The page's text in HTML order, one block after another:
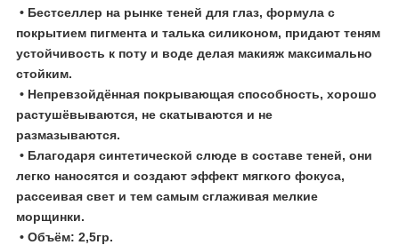
• Бестселлер на рынке теней для глаз, формула с
покрытием пигмента и талька силиконом, придают теням
устойчивость к поту и воде делая макияж максимально
стойким.
• Непревзойдённая покрывающая способность, хорошо
растушёвываются, не скатываются и не
размазываются.
• Благодаря синтетической слюде в составе теней, они
легко наносятся и создают эффект мягкого фокуса,
рассеивая свет и тем самым сглаживая мелкие
морщинки.
• Объём: 2,5гр.